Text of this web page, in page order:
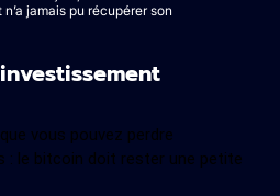
jamais pu récupérer son
vous pouvez perdre
: le bitcoin doit rester une petite